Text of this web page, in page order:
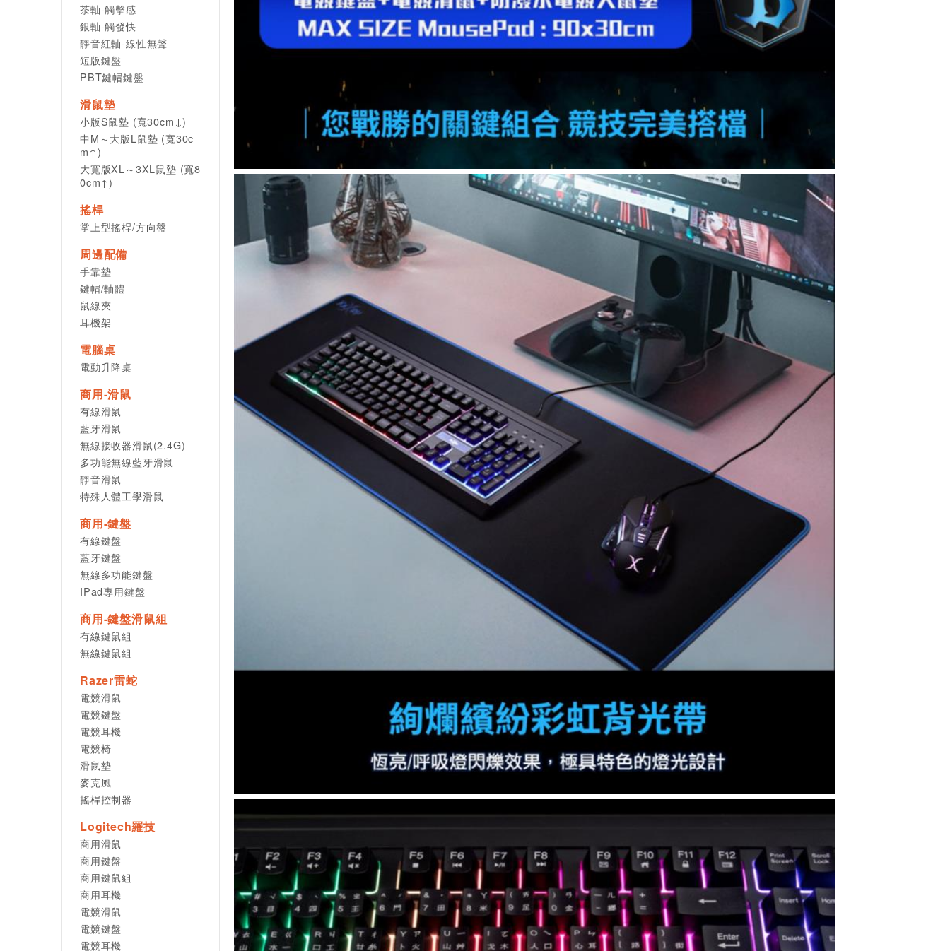
茶軸-觸擊感
銀軸-觸發快
靜音紅軸-線性無聲
短版鍵盤
PBT鍵帽鍵盤
滑鼠墊
小版S鼠墊 (寬30cm↓)
中M～大版L鼠墊 (寬30c
m↑)
大寬版XL～3XL鼠墊 (寬8
0cm↑)
搖桿
掌上型搖桿/方向盤
周邊配備
手靠墊
鍵帽/軸體
鼠線夾
耳機架
電腦桌
電動升降桌
商用-滑鼠
有線滑鼠
藍牙滑鼠
無線接收器滑鼠(2.4G)
多功能無線藍牙滑鼠
靜音滑鼠
特殊人體工學滑鼠
商用-鍵盤
有線鍵盤
藍牙鍵盤
無線多功能鍵盤
IPad專用鍵盤
商用-鍵盤滑鼠組
有線鍵鼠組
無線鍵鼠組
Razer雷蛇
電競滑鼠
電競鍵盤
電競耳機
電競椅
滑鼠墊
麥克風
搖桿控制器
Logitech羅技
商用滑鼠
商用鍵盤
商用鍵鼠組
商用耳機
電競滑鼠
電競鍵盤
電競耳機